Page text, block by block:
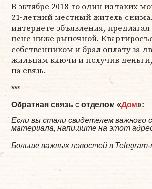
В октябре 2018-го один из таких
21-летний местный житель
интернете объявления,
цене ниже рыночной.
собственником и брал оплату за
жильцам ключи и получив
на связь.
***
Обратная связь с отделом «Дом»:
Если вы стали свидетелем важного
материала, напишите на этот
Больше важных новостей в Telegram-